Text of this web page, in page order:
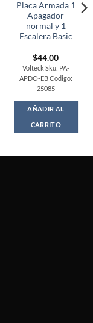
Placa Armada 1
Apagador
normal y 1
Escalera Basic
$44.00
Volteck Sku: PA-
APDO-EB Codigo:
25085
AÑADIR AL
CARRITO